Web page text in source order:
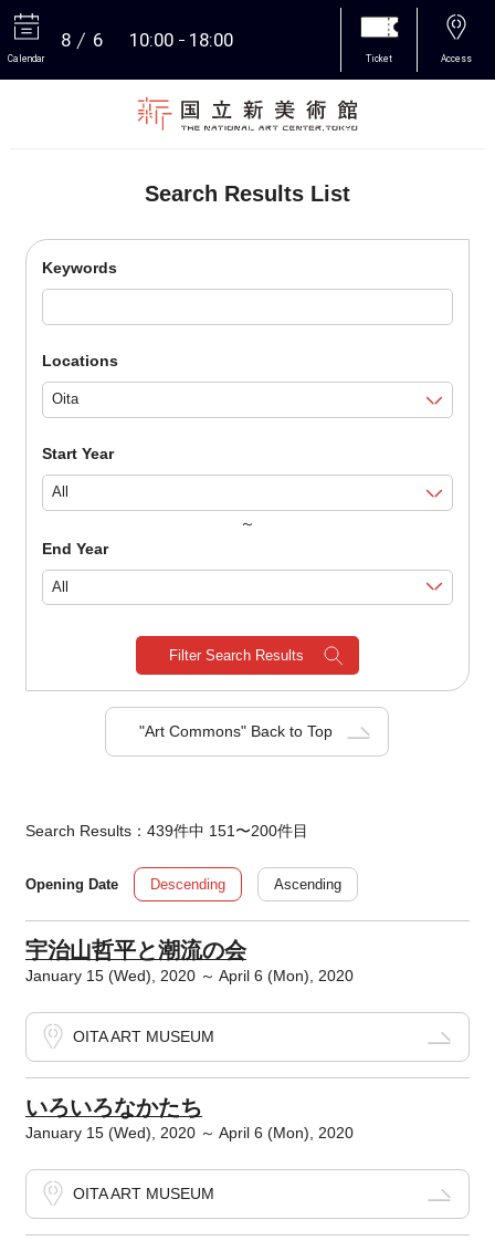
Calendar
8 6 10:00 18:00
Ticket Access
Search Results List
Keywords
Locations
Start Year
～
End Year
Filter Search Results
"Art Commons" Back to Top
Search Results：439件中 151〜200件目
Opening Date Descending Ascending
宇治山哲平と潮流の会
January 15 (Wed), 2020 ～ April 6 (Mon), 2020
OITA ART MUSEUM
いろいろなかたち
January 15 (Wed), 2020 ～ April 6 (Mon), 2020
OITA ART MUSEUM